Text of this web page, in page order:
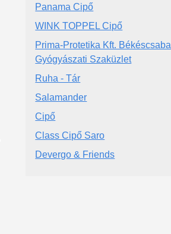
Panama Cipő
WINK TOPPEL Cipő
Prima-Protetika Kft. Békéscsaba
Gyógyászati Szaküzlet
Ruha - Tár
Salamander
Cipő
Class Cipő Saro
Devergo & Friends